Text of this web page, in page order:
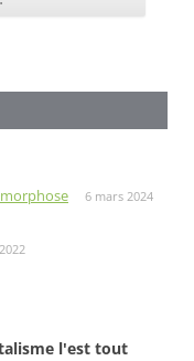
6 mars 2024
l'est tout